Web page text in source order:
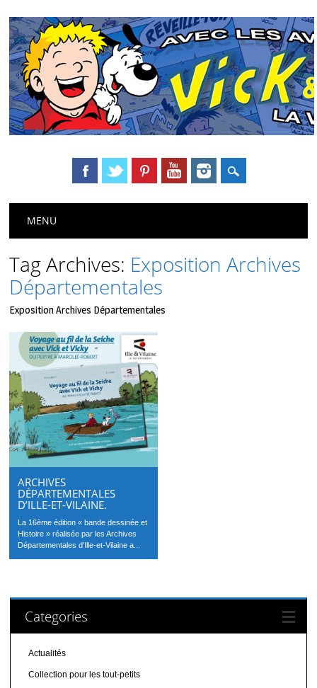
Main menu
MENU
Tag Archives: Exposition Archives
Départementales
Exposition Archives Départementales
ARCHIVES
DÉPARTEMENTALES
D’ILLE-ET-VILAINE.
La 16ème édition « bande dessinée et
Histoire » réalisée par les Archives
Départementales d’Ille-et-Vilaine a...
Categories
Actualités
Collection pour les tout-petits